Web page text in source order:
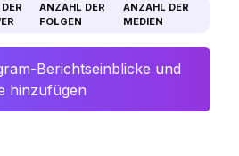
ANZAHL DER
FOLGEN
ANZAHL DER
MEDIEN
Berichtseinblicke und
hinzufügen